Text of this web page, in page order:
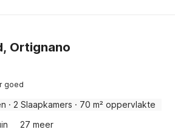
Ortignano
goed
· 2 Slaapkamers · 70 m² oppervlakte
27 meer